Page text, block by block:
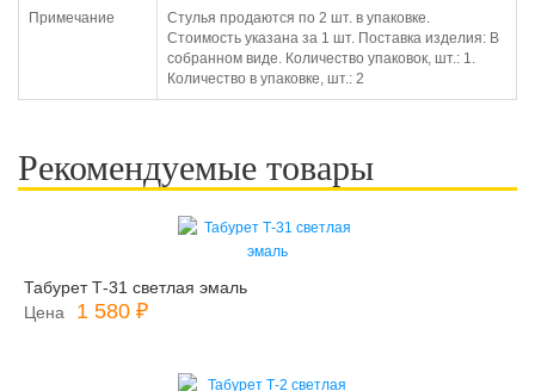
Примечание
Стулья продаются по 2 шт. в упаковке.
Стоимость указана за 1 шт. Поставка изделия: В
собранном виде. Количество упаковок, шт.: 1.
Количество в упаковке, шт.: 2
Рекомендуемые товары
Табурет Т-31 светлая эмаль
Цена
1 580 ₽